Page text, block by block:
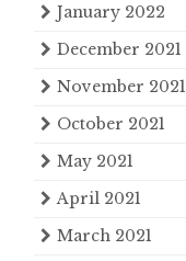
January 2022
December 2021
November 2021
October 2021
May 2021
April 2021
March 2021